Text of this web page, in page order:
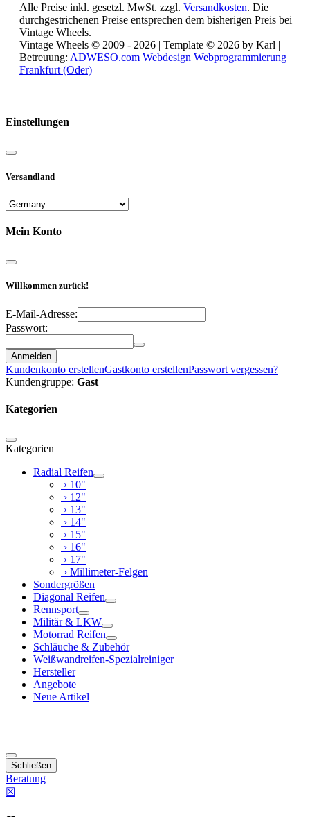
Alle Preise inkl. gesetzl. MwSt. zzgl. Versandkosten. Die
durchgestrichenen Preise entsprechen dem bisherigen Preis bei
Vintage Wheels.
Vintage Wheels © 2009 - 2026 | Template © 2026 by Karl |
Betreuung: ADWESO.com Webdesign Webprogrammierung
Frankfurt (Oder)
Einstellungen
Versandland
Mein Konto
Willkommen zurück!
E-Mail-Adresse:
Passwort:
Anmelden
Kundenkonto erstellenGastkonto erstellenPasswort vergessen?
Kundengruppe: Gast
Kategorien
Kategorien
Radial Reifen
› 10"
› 12"
› 13"
› 14"
› 15"
› 16"
› 17"
› Millimeter-Felgen
Sondergrößen
Diagonal Reifen
Rennsport
Militär & LKW
Motorrad Reifen
Schläuche & Zubehör
Weißwandreifen-Spezialreiniger
Hersteller
Angebote
Neue Artikel
Schließen
Beratung
☒